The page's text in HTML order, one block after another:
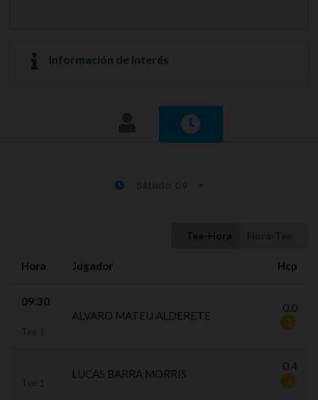
Información de interés
Tee-Hora
Hora Jugador Hcp
09:30
ALVARO MATEU ALDERETE
0.0
-2
LUCAS BARRA MORRIS
0.4
-2